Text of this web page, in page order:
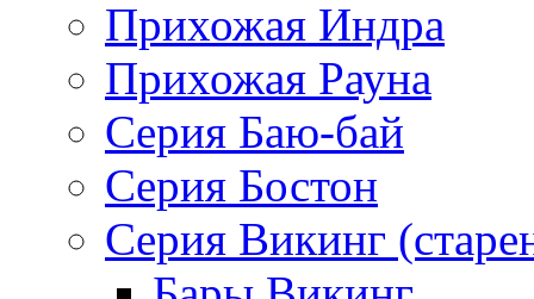
Прихожая Индра
Прихожая Рауна
Серия Баю-бай
Серия Бостон
Серия Викинг